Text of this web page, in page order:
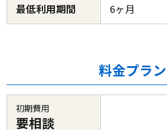
最低利用期間 6ヶ月
料金プラン
初期費用
要相談